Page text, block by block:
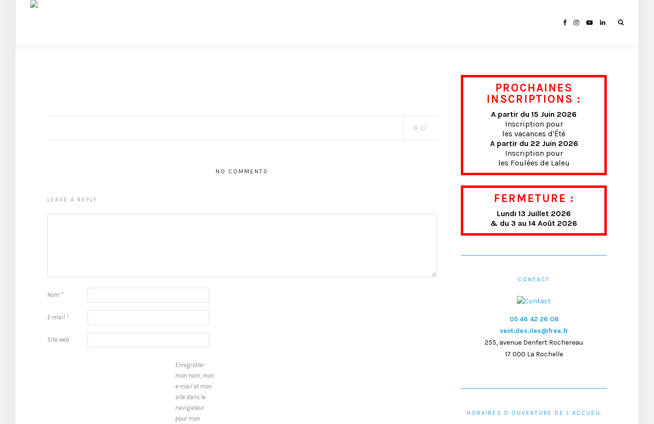
0
NO COMMENTS
LEAVE A REPLY
Nom *
E-mail *
Site web
Enregistrer
mon nom, mon
e-mail et mon
site dans le
navigateur
pour mon
PROCHAINES
INSCRIPTIONS :
A partir du 15 Juin 2026
Inscription pour
les vacances d'Été
A partir du 22 Juin 2026
Inscription pour
les Foulées de Laleu
FERMETURE :
Lundi 13 Juillet 2026
& du 3 au 14 Août 2026
CONTACT
05 46 42 26 08
vent.des.iles@free.fr
255, avenue Denfert Rochereau
17 000 La Rochelle
HORAIRES D’OUVERTURE DE L’ACCUEIL